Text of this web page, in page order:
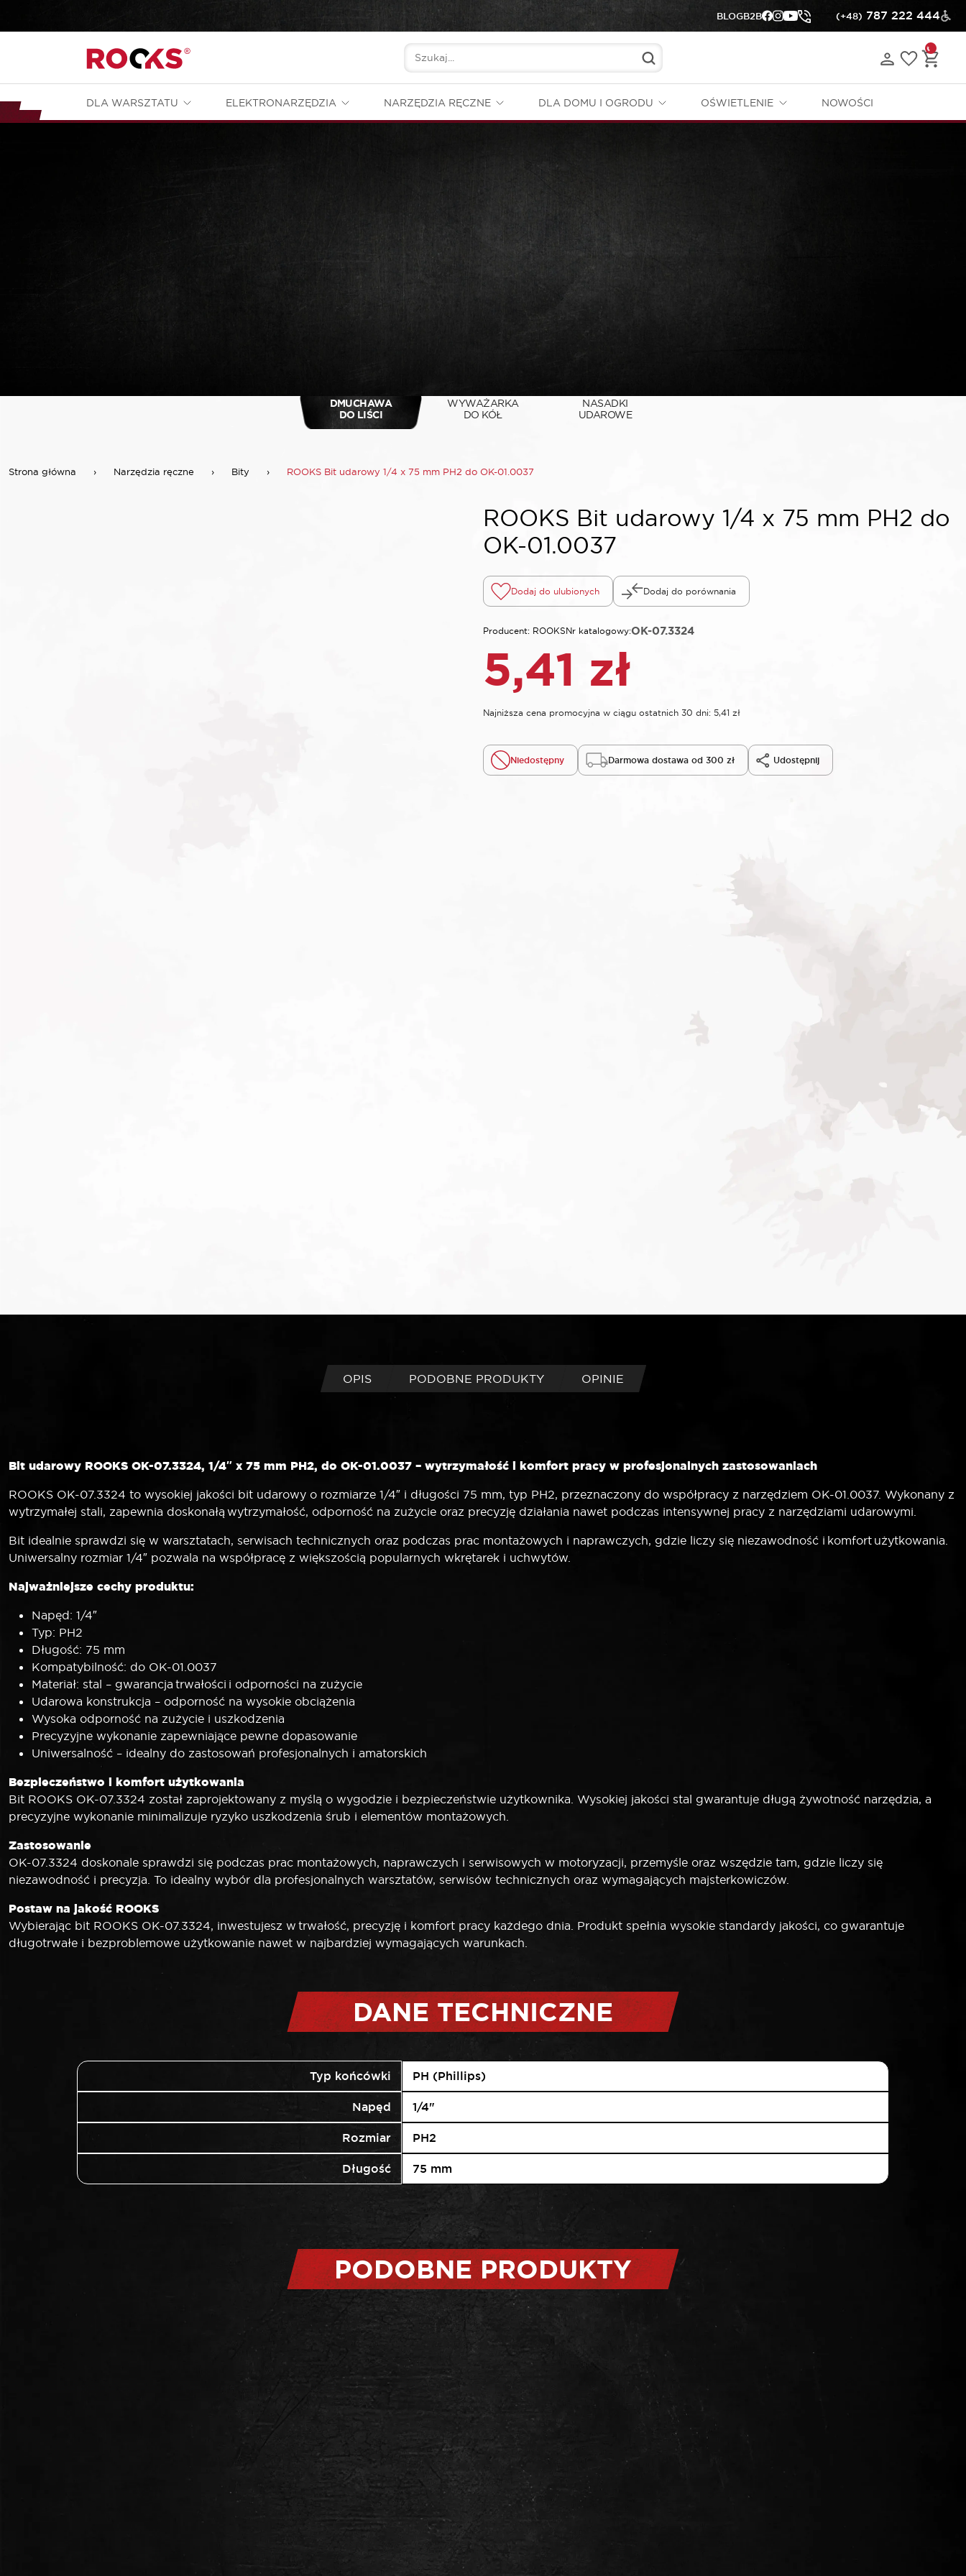
BLOGB2B (+48) 787 222 444
DLA WARSZTATU ELEKTRONARZĘDZIA NARZĘDZIA RĘCZNE DLA DOMU I OGRODU OŚWIETLENIE NOWOŚCI
DMUCHAWA
DO LIŚCI
WYWAŻARKA
DO KÓŁ
NASADKI
UDAROWE
Strona główna › Narzędzia ręczne › Bity › ROOKS Bit udarowy 1/4 x 75 mm PH2 do OK-01.0037
ROOKS Bit udarowy 1/4 x 75 mm PH2 do
OK-01.0037
Dodaj do ulubionych Dodaj do porównania
Producent: ROOKSNr katalogowy:OK-07.3324
5,41 zł
Najniższa cena promocyjna w ciągu ostatnich 30 dni: 5,41 zł
Niedostępny Darmowa dostawa od 300 zł Udostępnij
OPIS PODOBNE PRODUKTY OPINIE
Bit udarowy ROOKS OK-07.3324, 1/4″ x 75 mm PH2, do OK-01.0037 – wytrzymałość i komfort pracy w profesjonalnych zastosowaniach
ROOKS OK-07.3324 to wysokiej jakości bit udarowy o rozmiarze 1/4″ i długości 75 mm, typ PH2, przeznaczony do współpracy z narzędziem OK-01.0037. Wykonany z
wytrzymałej stali, zapewnia doskonałą wytrzymałość, odporność na zużycie oraz precyzję działania nawet podczas intensywnej pracy z narzędziami udarowymi.
Bit idealnie sprawdzi się w warsztatach, serwisach technicznych oraz podczas prac montażowych i naprawczych, gdzie liczy się niezawodność i komfort użytkowania.
Uniwersalny rozmiar 1/4″ pozwala na współpracę z większością popularnych wkrętarek i uchwytów.
Najważniejsze cechy produktu:
Napęd: 1/4″
Typ: PH2
Długość: 75 mm
Kompatybilność: do OK-01.0037
Materiał: stal – gwarancja trwałości i odporności na zużycie
Udarowa konstrukcja – odporność na wysokie obciążenia
Wysoka odporność na zużycie i uszkodzenia
Precyzyjne wykonanie zapewniające pewne dopasowanie
Uniwersalność – idealny do zastosowań profesjonalnych i amatorskich
Bezpieczeństwo i komfort użytkowania
Bit ROOKS OK-07.3324 został zaprojektowany z myślą o wygodzie i bezpieczeństwie użytkownika. Wysokiej jakości stal gwarantuje długą żywotność narzędzia, a
precyzyjne wykonanie minimalizuje ryzyko uszkodzenia śrub i elementów montażowych.
Zastosowanie
OK-07.3324 doskonale sprawdzi się podczas prac montażowych, naprawczych i serwisowych w motoryzacji, przemyśle oraz wszędzie tam, gdzie liczy się
niezawodność i precyzja. To idealny wybór dla profesjonalnych warsztatów, serwisów technicznych oraz wymagających majsterkowiczów.
Postaw na jakość ROOKS
Wybierając bit ROOKS OK-07.3324, inwestujesz w trwałość, precyzję i komfort pracy każdego dnia. Produkt spełnia wysokie standardy jakości, co gwarantuje
długotrwałe i bezproblemowe użytkowanie nawet w najbardziej wymagających warunkach.
DANE TECHNICZNE
Typ końcówki PH (Phillips)
Napęd 1/4"
Rozmiar PH2
Długość 75 mm
PODOBNE PRODUKTY